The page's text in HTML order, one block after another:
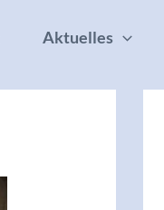
Aktuelles